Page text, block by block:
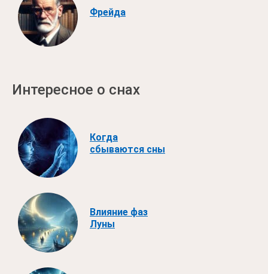
Фрейда
Интересное о снах
Когда
сбываются сны
Влияние фаз
Луны